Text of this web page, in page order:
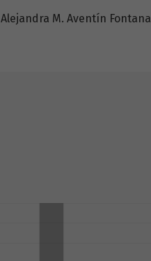
Alejandra M. Aventín Fontana